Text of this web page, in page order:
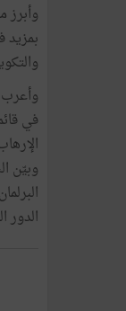
وأبرز
بمزيد
في
وبيّن
الدور